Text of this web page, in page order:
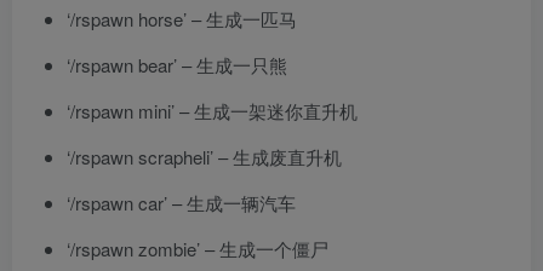
‘/rspawn horse’ – 生成一匹马
‘/rspawn bear’ – 生成一只熊
‘/rspawn mini’ – 生成一架迷你直升机
‘/rspawn scrapheli’ – 生成废直升机
‘/rspawn car’ – 生成一辆汽车
‘/rspawn zombie’ – 生成一个僵尸